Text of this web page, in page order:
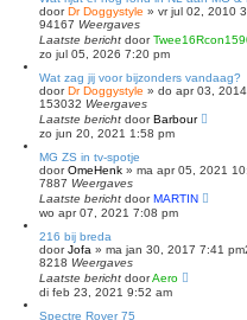
z
e
k
n
doorDr Doggystyle » vr jul 02, 2010
94167 Weergaves
Laatste bericht door
zo jul 05, 2026 7:20 pm
Wat zag jij voor bijzonders vandaag?
doorDr Doggystyle » do apr 03,
153032 Weergaves
Laatste bericht doorBarbour
zo jun 20, 2021 1:58 pm
MG ZS in tv-spotje
doorOmeHenk » ma apr 05, 2021
7887 Weergaves
Laatste bericht doorMARTIN
wo apr 07, 2021 7:08 pm
216 bij breda
doorJofa » ma jan 30, 2017 7:41 pm
8218 Weergaves
Laatste bericht doorAero
di feb 23, 2021 9:52 am
Spectre Rover 75